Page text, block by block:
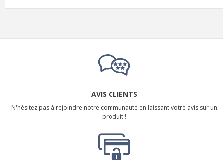
AVIS CLIENTS
N'hésitez pas à rejoindre notre communauté en laissant votre avis sur un
produit !